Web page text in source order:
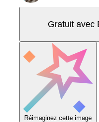
Gratuit avec
Réimaginez cette image